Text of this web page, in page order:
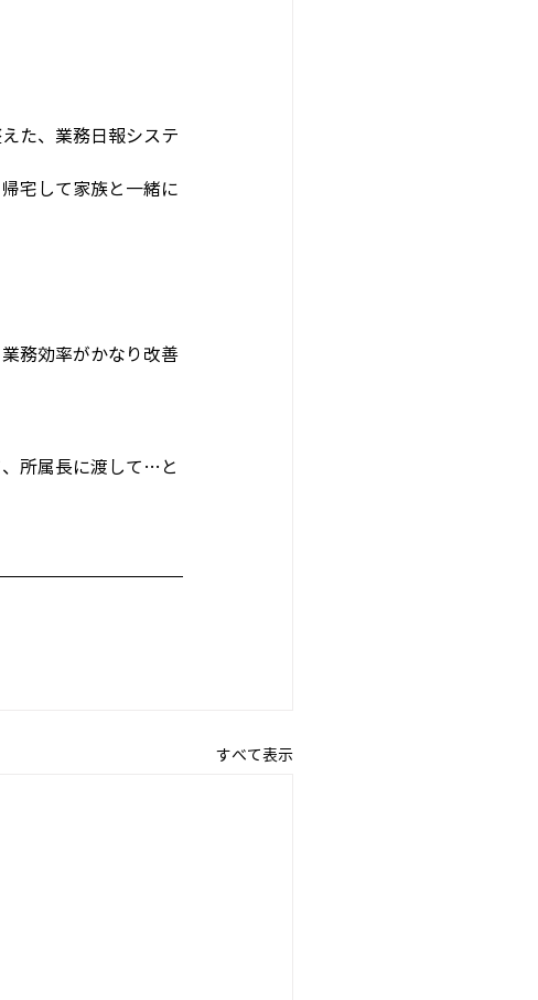
た、業務日報システ
宅して家族と一緒に
務効率がかなり改善
所属長に渡して…と
すべて表示